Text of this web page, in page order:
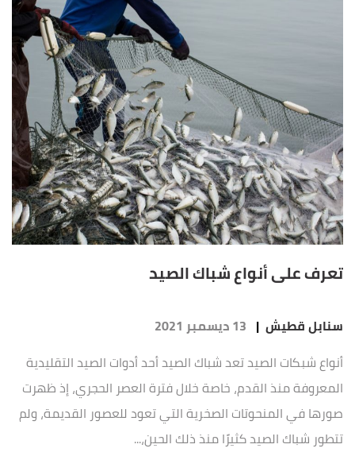
تعرف على أنواع شباك الصيد
سنابل قطيش | 13 ديسمبر 2021
أنواع شبكات الصيد تعد شباك الصيد أحد أدوات الصيد التقليدية
المعروفة منذ القدم، خاصة خلال فترة العصر الحجري، إذ ظهرت
صورها في المنحوتات الصخرية التي تعود للعصور القديمة، ولم
تتطور شباك الصيد كثيرًا منذ ذلك الحين،...